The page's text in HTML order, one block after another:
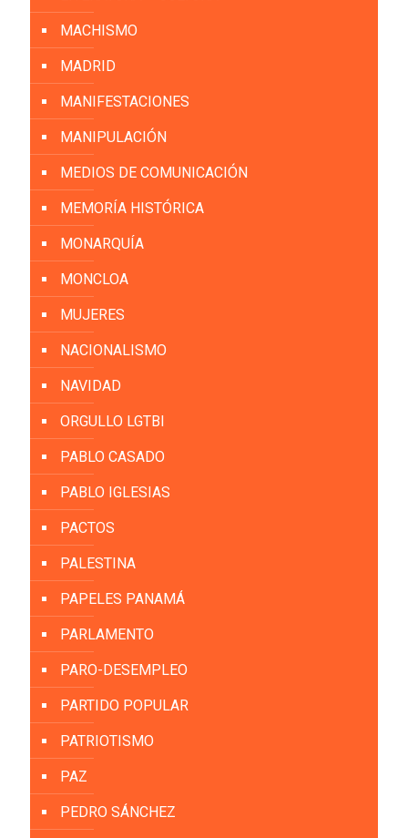
MACHISMO
MADRID
MANIFESTACIONES
MANIPULACIÓN
MEDIOS DE COMUNICACIÓN
MEMORÍA HISTÓRICA
MONARQUÍA
MONCLOA
MUJERES
NACIONALISMO
NAVIDAD
ORGULLO LGTBI
PABLO CASADO
PABLO IGLESIAS
PACTOS
PALESTINA
PAPELES PANAMÁ
PARLAMENTO
PARO-DESEMPLEO
PARTIDO POPULAR
PATRIOTISMO
PAZ
PEDRO SÁNCHEZ